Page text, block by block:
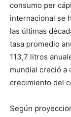
consumo per
internacional se
las últimas
tasa promedio
113,7 litros
mundial creció a
crecimiento del
Según